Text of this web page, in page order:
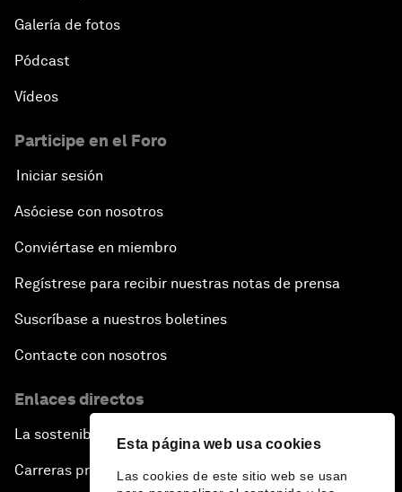
Esta página web usa cookies
Las cookies de este sitio web se usan
Galería de fotos
Pódcast
Vídeos
Participe en el Foro
Iniciar sesión
Asóciese con nosotros
Conviértase en miembro
Regístrese para recibir nuestras notas de prensa
Suscríbase a nuestros boletines
Contacte con nosotros
Enlaces directos
La sostenibilidad en el Foro
Carreras profesionales